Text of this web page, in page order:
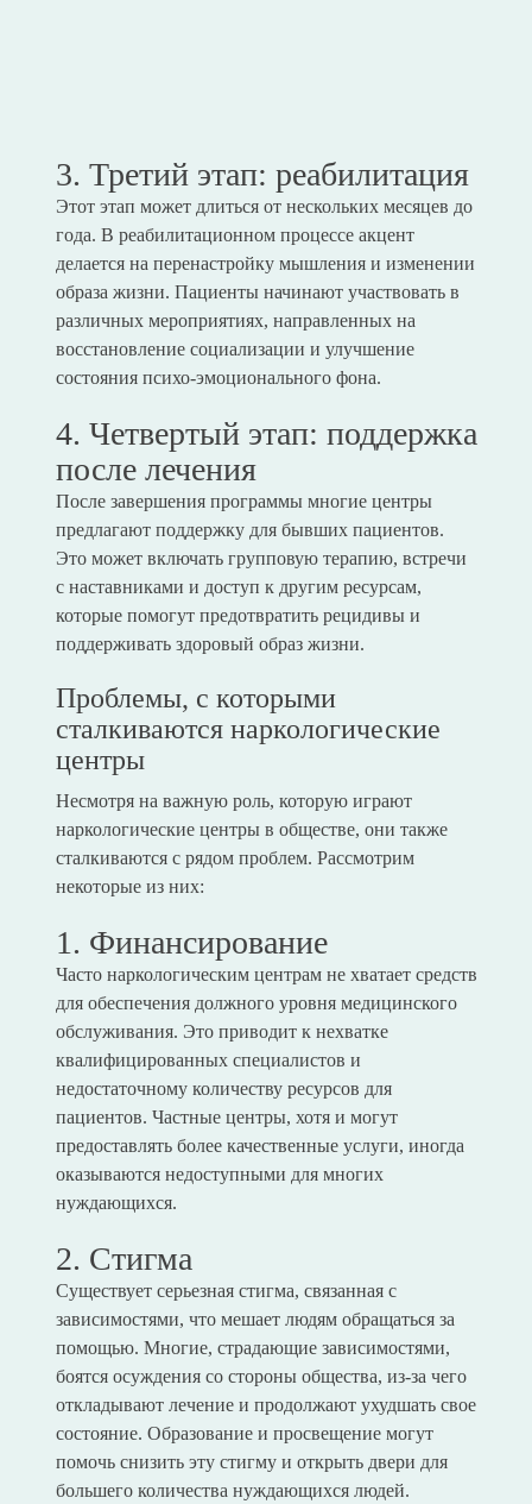
3. Третий этап: реабилитация
Этот этап может длиться от нескольких месяцев до
года. В реабилитационном процессе акцент
делается на перенастройку мышления и изменении
образа жизни. Пациенты начинают участвовать в
различных мероприятиях, направленных на
восстановление социализации и улучшение
состояния психо-эмоционального фона.
4. Четвертый этап: поддержка
после лечения
После завершения программы многие центры
предлагают поддержку для бывших пациентов.
Это может включать групповую терапию, встречи
с наставниками и доступ к другим ресурсам,
которые помогут предотвратить рецидивы и
поддерживать здоровый образ жизни.
Проблемы, с которыми
сталкиваются наркологические
центры
Несмотря на важную роль, которую играют
наркологические центры в обществе, они также
сталкиваются с рядом проблем. Рассмотрим
некоторые из них:
1. Финансирование
Часто наркологическим центрам не хватает средств
для обеспечения должного уровня медицинского
обслуживания. Это приводит к нехватке
квалифицированных специалистов и
недостаточному количеству ресурсов для
пациентов. Частные центры, хотя и могут
предоставлять более качественные услуги, иногда
оказываются недоступными для многих
нуждающихся.
2. Стигма
Существует серьезная стигма, связанная с
зависимостями, что мешает людям обращаться за
помощью. Многие, страдающие зависимостями,
боятся осуждения со стороны общества, из-за чего
откладывают лечение и продолжают ухудшать свое
состояние. Образование и просвещение могут
помочь снизить эту стигму и открыть двери для
большего количества нуждающихся людей.